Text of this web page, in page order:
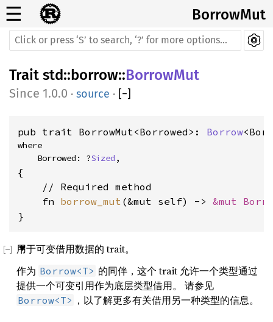
☰ BorrowMut
Trait std::borrow::BorrowMut
1.0.0 · source · [−]
pub trait BorrowMut<Borrowed>: Borrow
where
    Borrowed: ?
Sized ,
{
    // Required method
    fn
borrow_mut (&mut self) -> &mut
}
用于可变借用数据的 trait。
作为 Borrow<T> 的同伴，这个 trait 允许一个类型通过
提供一个可变引用作为底层类型借用。 请参见
Borrow<T> ，以了解更多有关借用另一种类型的信息。